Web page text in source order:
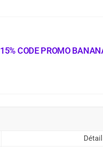
15% CODE PROMO